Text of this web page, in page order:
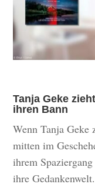
Tanja Geke
ihren Bann
Wenn Tanja Geke
mitten im
ihrem
ihre